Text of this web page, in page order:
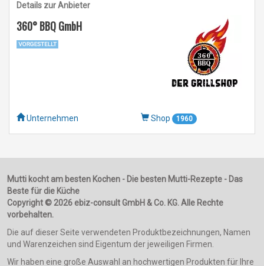
Details zur Anbieter
360° BBQ GmbH
Unternehmen Shop 1960
Mutti kocht am besten Kochen - Die besten Mutti-Rezepte - Das
Beste für die Küche
Copyright © 2026 ebiz-consult GmbH & Co. KG. Alle Rechte
vorbehalten.
Die auf dieser Seite verwendeten Produktbezeichnungen, Namen
und Warenzeichen sind Eigentum der jeweiligen Firmen.
Wir haben eine große Auswahl an hochwertigen Produkten für Ihre